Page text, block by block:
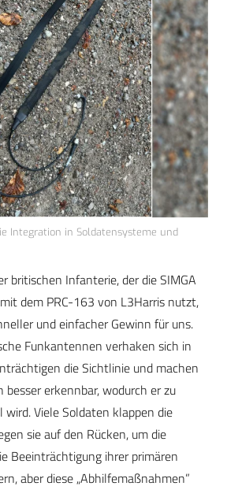
Integration in Soldatensysteme und
britischen Infanterie, der die SIMGA
dem PRC-163 von L3Harris nutzt,
und einfacher Gewinn für uns.
Funkantennen verhaken sich in
die Sichtlinie und machen
erkennbar, wodurch er zu
Viele Soldaten klappen die
sie auf den Rücken, um die
Beeinträchtigung ihrer primären
aber diese „Abhilfemaßnahmen”